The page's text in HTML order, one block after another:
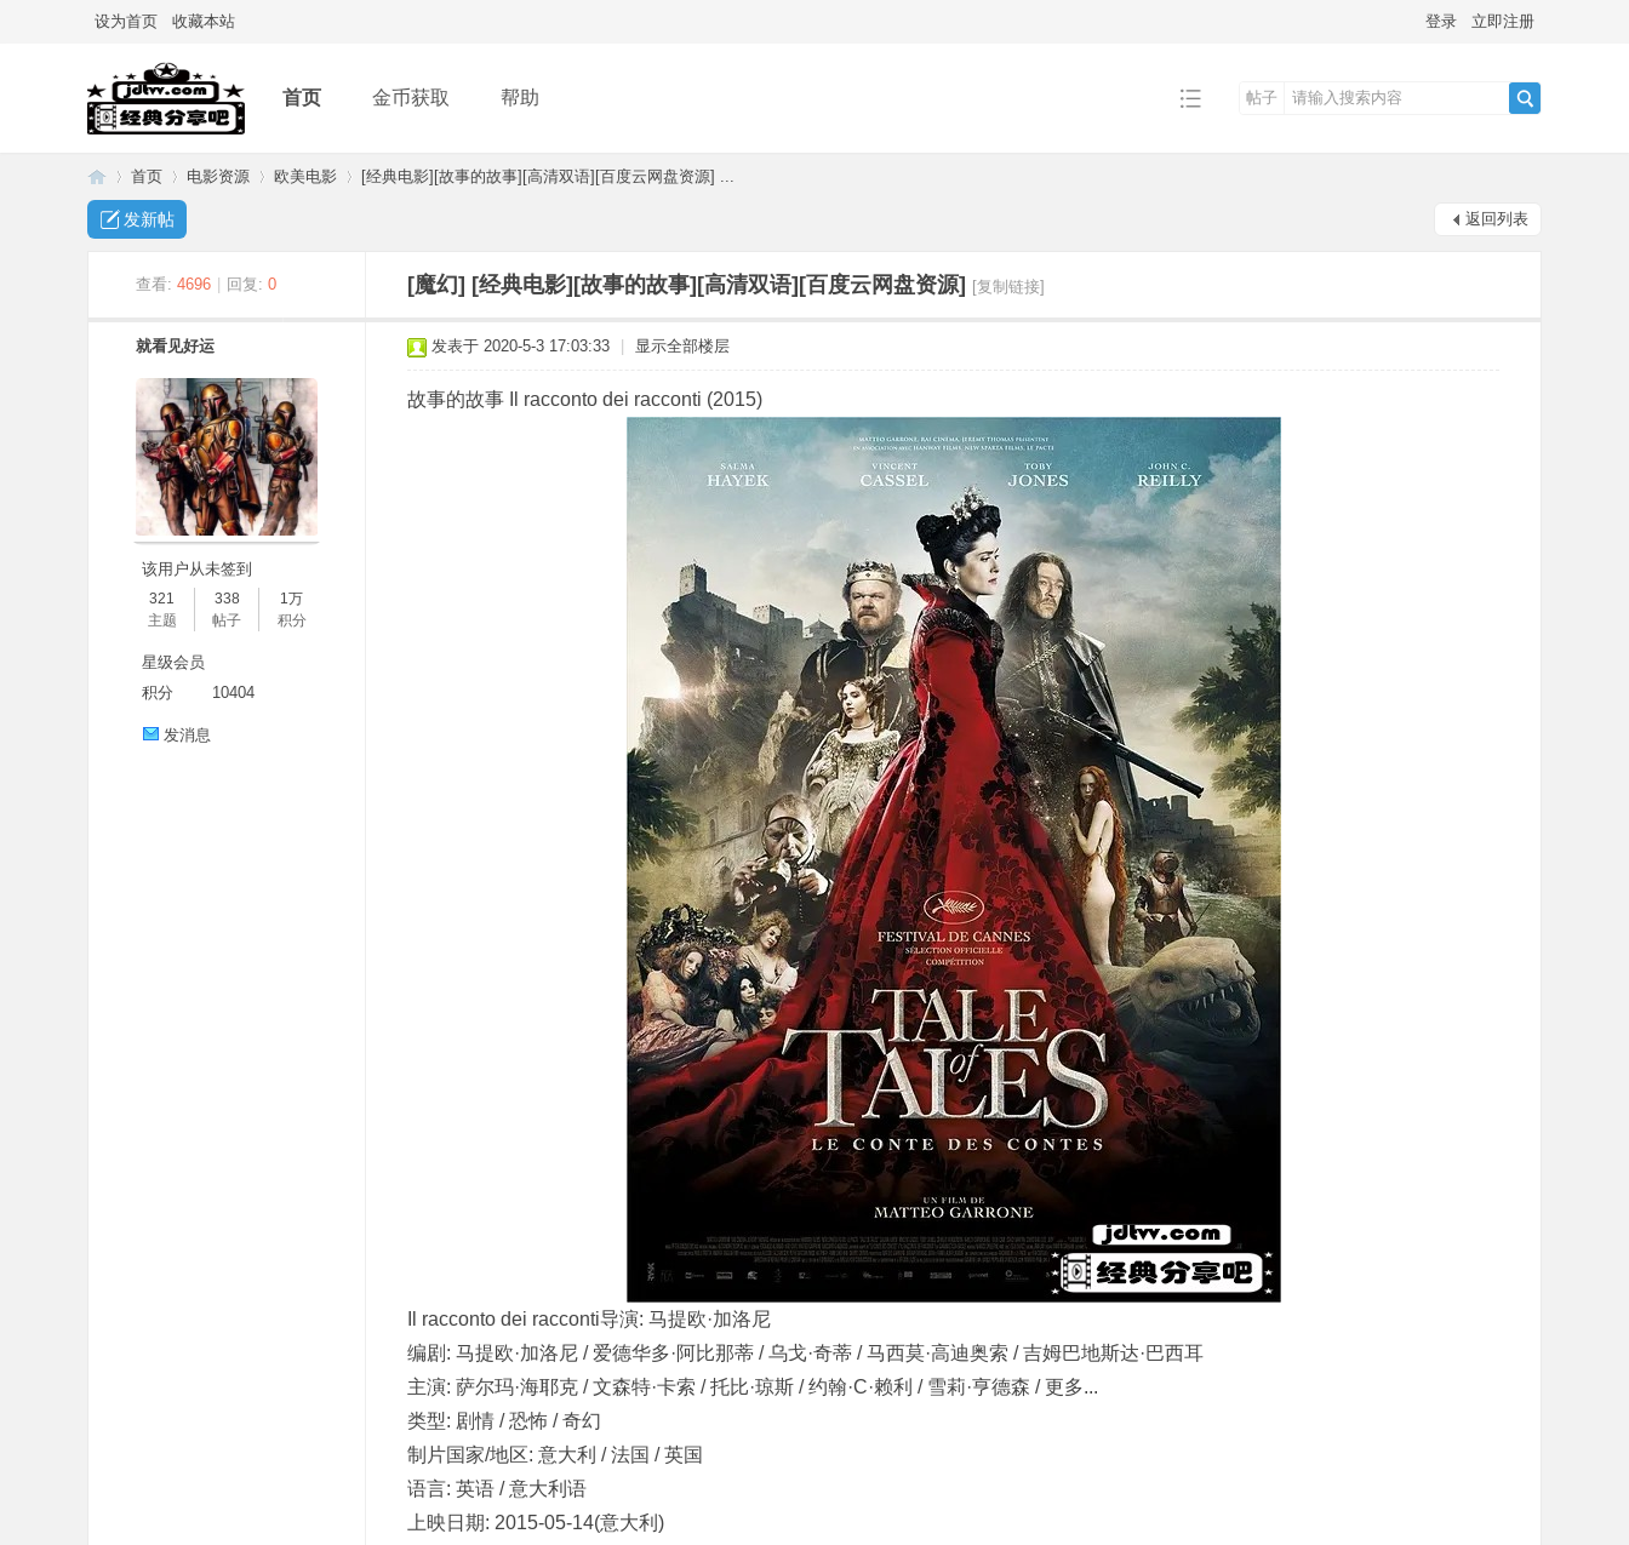
设为首页 收藏本站 登录 立即注册
首页 金币获取 帮助
帖子
首页
›
电影资源
›
欧美电影 [经典电影][故事的故事][高清双语][百度云网盘资源] ...
返回列表
发新帖
查看: 4696 回复: 0 [魔幻] [经典电影][故事的故事][高清双语][百度云网盘资源] [复制链接]
就看见好运
该用户从未签到
321
主题
338
帖子
1万
积分
星级会员
积分
10404
发消息
发表于 2020-5-3 17:03:33 显示全部楼层
故事的故事 Il racconto dei racconti (2015)
Il racconto dei racconti导演: 马提欧·加洛尼
编剧: 马提欧·加洛尼 / 爱德华多·阿比那蒂 / 乌戈·奇蒂 / 马西莫·高迪奥索 / 吉姆巴地斯达·巴西耳
主演: 萨尔玛·海耶克 / 文森特·卡索 / 托比·琼斯 / 约翰·C·赖利 / 雪莉·亨德森 / 更多...
类型: 剧情 / 恐怖 / 奇幻
制片国家/地区: 意大利 / 法国 / 英国
语言: 英语 / 意大利语
上映日期: 2015-05-14(意大利)